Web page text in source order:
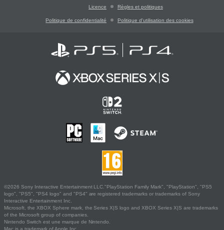
Licence Règles et politiques
Politique de confidentialité Politique d'utilisation des cookies
©2026 Sony Interactive Entertainment LLC."PlayStation Family Mark", "PlayStation", "PS5
logo", "PS5", "PS4 logo" and "PS4" are registered trademarks or trademarks of Sony
Interactive Entertainment Inc.
Microsoft, the XBOX Sphere mark, the Series X|S logo and XBOX Series X|S are trademarks
of the Microsoft group of companies.
Nintendo Switch est une marque de Nintendo.
Mac is a trademark of Apple Inc.